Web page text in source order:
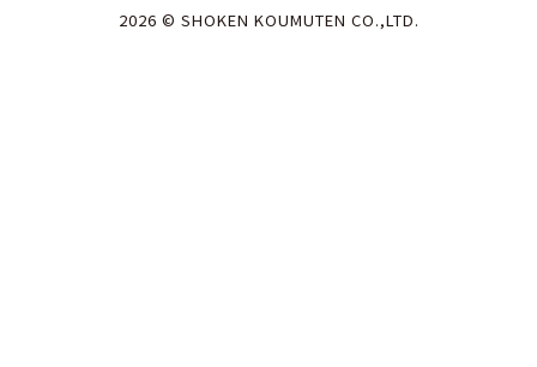
2026 © SHOKEN KOUMUTEN CO.,LTD.